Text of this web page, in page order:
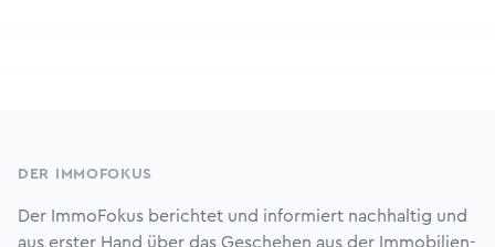
DER IMMOFOKUS
Der ImmoFokus berichtet und informiert nachhaltig und
aus erster Hand über das Geschehen aus der Immobilien-